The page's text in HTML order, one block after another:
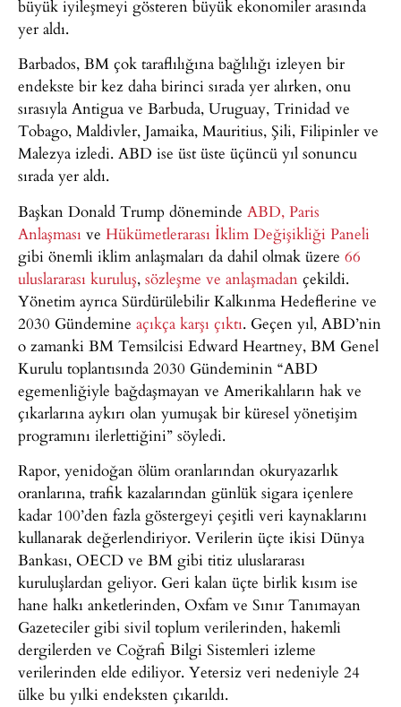
büyük iyileşmeyi gösteren büyük ekonomiler arasında
yer aldı.
Barbados, BM çok taraflılığına bağlılığı izleyen bir
endekste bir kez daha birinci sırada yer alırken, onu
sırasıyla Antigua ve Barbuda, Uruguay, Trinidad ve
Tobago, Maldivler, Jamaika, Mauritius, Şili, Filipinler ve
Malezya izledi. ABD ise üst üste üçüncü yıl sonuncu
sırada yer aldı.
Başkan Donald Trump döneminde ABD, Paris
Anlaşması ve Hükümetlerarası İklim Değişikliği Paneli
gibi önemli iklim anlaşmaları da dahil olmak üzere 66
uluslararası kuruluş, sözleşme ve anlaşmadan çekildi.
Yönetim ayrıca Sürdürülebilir Kalkınma Hedeflerine ve
2030 Gündemine açıkça karşı çıktı. Geçen yıl, ABD’nin
o zamanki BM Temsilcisi Edward Heartney, BM Genel
Kurulu toplantısında 2030 Gündeminin “ABD
egemenliğiyle bağdaşmayan ve Amerikalıların hak ve
çıkarlarına aykırı olan yumuşak bir küresel yönetişim
programını ilerlettiğini” söyledi.
Rapor, yenidoğan ölüm oranlarından okuryazarlık
oranlarına, trafik kazalarından günlük sigara içenlere
kadar 100’den fazla göstergeyi çeşitli veri kaynaklarını
kullanarak değerlendiriyor. Verilerin üçte ikisi Dünya
Bankası, OECD ve BM gibi titiz uluslararası
kuruluşlardan geliyor. Geri kalan üçte birlik kısım ise
hane halkı anketlerinden, Oxfam ve Sınır Tanımayan
Gazeteciler gibi sivil toplum verilerinden, hakemli
dergilerden ve Coğrafi Bilgi Sistemleri izleme
verilerinden elde ediliyor. Yetersiz veri nedeniyle 24
ülke bu yılki endeksten çıkarıldı.